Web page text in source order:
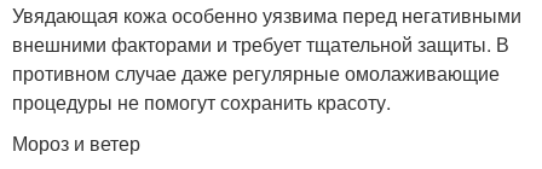
Увядающая кожа особенно уязвима перед негативными
внешними факторами и требует тщательной защиты. В
противном случае даже регулярные омолаживающие
процедуры не помогут сохранить красоту.
Мороз и ветер